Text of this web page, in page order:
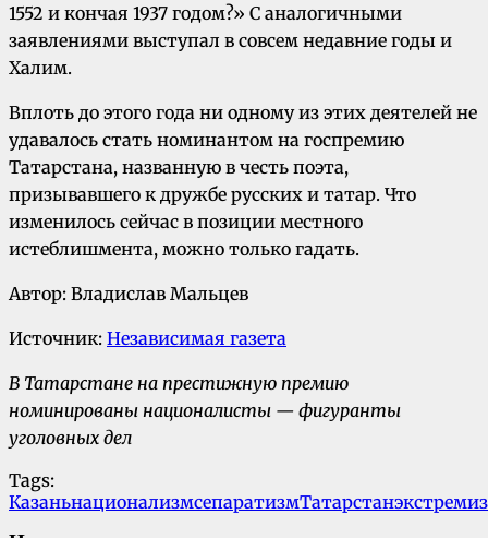
1552 и кончая 1937 годом?» С аналогичными
заявлениями выступал в совсем недавние годы и
Халим.
Вплоть до этого года ни одному из этих деятелей не
удавалось стать номинантом на госпремию
Татарстана, названную в честь поэта,
призывавшего к дружбе русских и татар. Что
изменилось сейчас в позиции местного
истеблишмента, можно только гадать.
Автор: Владислав Мальцев
Источник: Независимая газета
В Татарстане на престижную премию
номинированы националисты — фигуранты
уголовных дел
Tags:
КазаньнационализмсепаратизмТатарстан